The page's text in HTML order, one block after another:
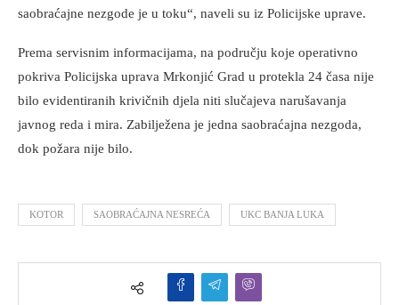
saobraćajne nezgode je u toku“, naveli su iz Policijske uprave.
Prema servisnim informacijama, na području koje operativno
pokriva Policijska uprava Mrkonjić Grad u protekla 24 časa nije
bilo evidentiranih krivičnih djela niti slučajeva narušavanja
javnog reda i mira. Zabilježena je jedna saobraćajna nezgoda,
dok požara nije bilo.
KOTOR SAOBRAĆAJNA NESREĆA UKC BANJA LUKA